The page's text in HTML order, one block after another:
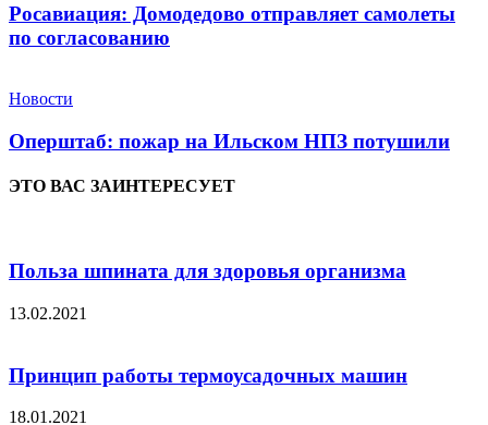
Росавиация: Домодедово отправляет самолеты
по согласованию
Новости
Оперштаб: пожар на Ильском НПЗ потушили
ЭТО ВАС ЗАИНТЕРЕСУЕТ
Польза шпината для здоровья организма
13.02.2021
Принцип работы термоусадочных машин
18.01.2021